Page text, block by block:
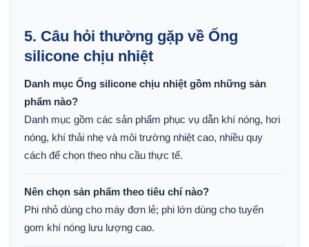
5. Câu hỏi thường gặp về Ống
silicone chịu nhiệt
Danh mục Ống silicone chịu nhiệt gồm những sản
phẩm nào?
Danh mục gồm các sản phẩm phục vụ dẫn khí nóng, hơi
nóng, khí thải nhẹ và môi trường nhiệt cao, nhiều quy
cách để chọn theo nhu cầu thực tế.
Nên chọn sản phẩm theo tiêu chí nào?
Phi nhỏ dùng cho máy đơn lẻ; phi lớn dùng cho tuyến
gom khí nóng lưu lượng cao.